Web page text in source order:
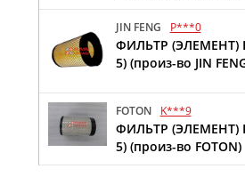
JIN FENG P***0
ФИЛЬТР
5) (произ-во JIN
FOTON K***9
ФИЛЬТР
5) (произ-во FOTON)